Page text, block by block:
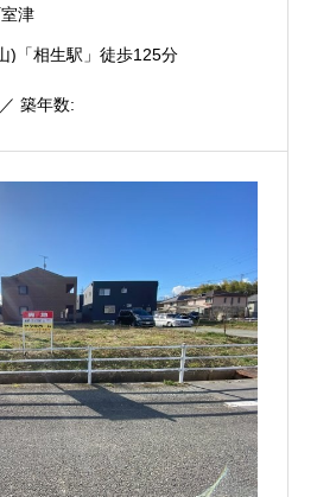
津
)「相生駅」徒歩125分
築年数: